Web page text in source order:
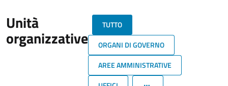
Unità
organizzative
TUTTO
ORGANI DI GOVERNO
AREE AMMINISTRATIVE